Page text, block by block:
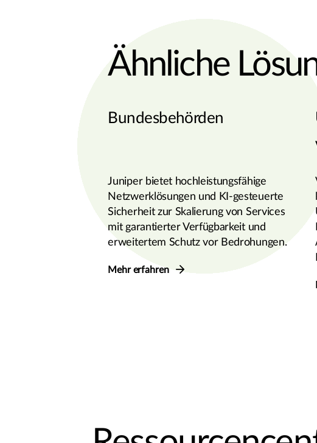
Ähnliche
Bundesbehörden
Juniper bietet hochleistungsfähige
Netzwerklösungen und KI-gesteuerte
Sicherheit zur Skalierung von Services
mit garantierter Verfügbarkeit und
erweitertem Schutz vor Bedrohungen.
Mehr erfahren